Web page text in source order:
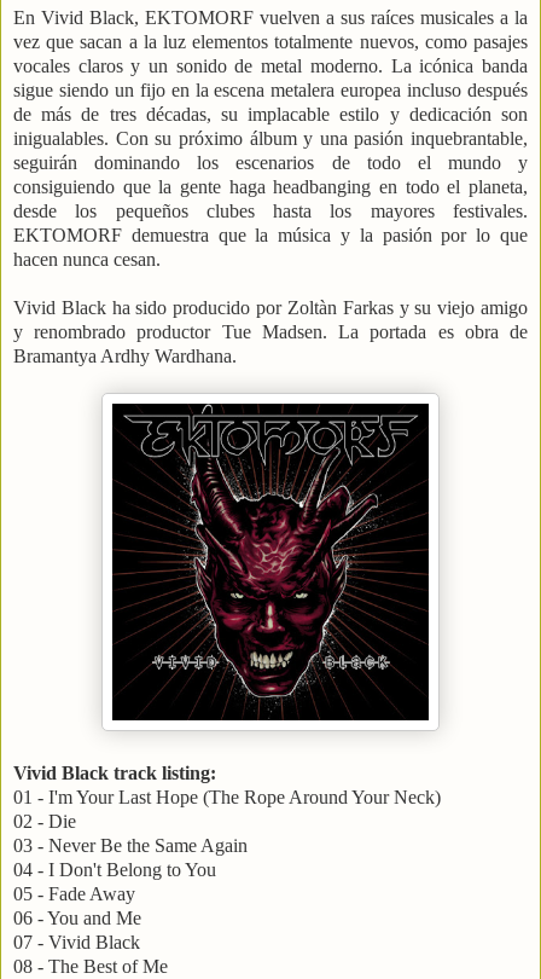
En Vivid Black, EKTOMORF vuelven a sus raíces musicales a la
vez que sacan a la luz elementos totalmente nuevos, como pasajes
vocales claros y un sonido de metal moderno. La icónica banda
sigue siendo un fijo en la escena metalera europea incluso después
de más de tres décadas, su implacable estilo y dedicación son
inigualables. Con su próximo álbum y una pasión inquebrantable,
seguirán dominando los escenarios de todo el mundo y
consiguiendo que la gente haga headbanging en todo el planeta,
desde los pequeños clubes hasta los mayores festivales.
EKTOMORF demuestra que la música y la pasión por lo que
hacen nunca cesan.
Vivid Black ha sido producido por Zoltàn Farkas y su viejo amigo
y renombrado productor Tue Madsen. La portada es obra de
Bramantya Ardhy Wardhana.
Vivid Black track listing:
01 - I'm Your Last Hope (The Rope Around Your Neck)
02 - Die
03 - Never Be the Same Again
04 - I Don't Belong to You
05 - Fade Away
06 - You and Me
07 - Vivid Black
08 - The Best of Me